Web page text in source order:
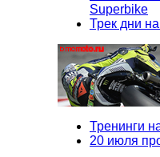
Superbike
Трек дни
Тренинги
20 июля